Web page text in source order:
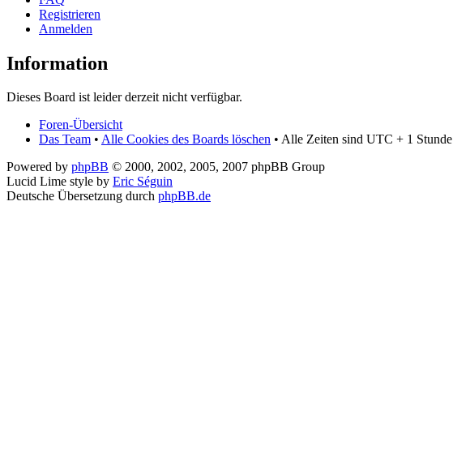
Registrieren
Anmelden
Information
Dieses Board ist leider derzeit nicht verfügbar.
Foren-Übersicht
Das Team • Alle Cookies des Boards löschen • Alle Zeiten sind UTC + 1 Stunde
Powered by phpBB © 2000, 2002, 2005, 2007 phpBB Group
Lucid Lime style by Eric Séguin
Deutsche Übersetzung durch phpBB.de